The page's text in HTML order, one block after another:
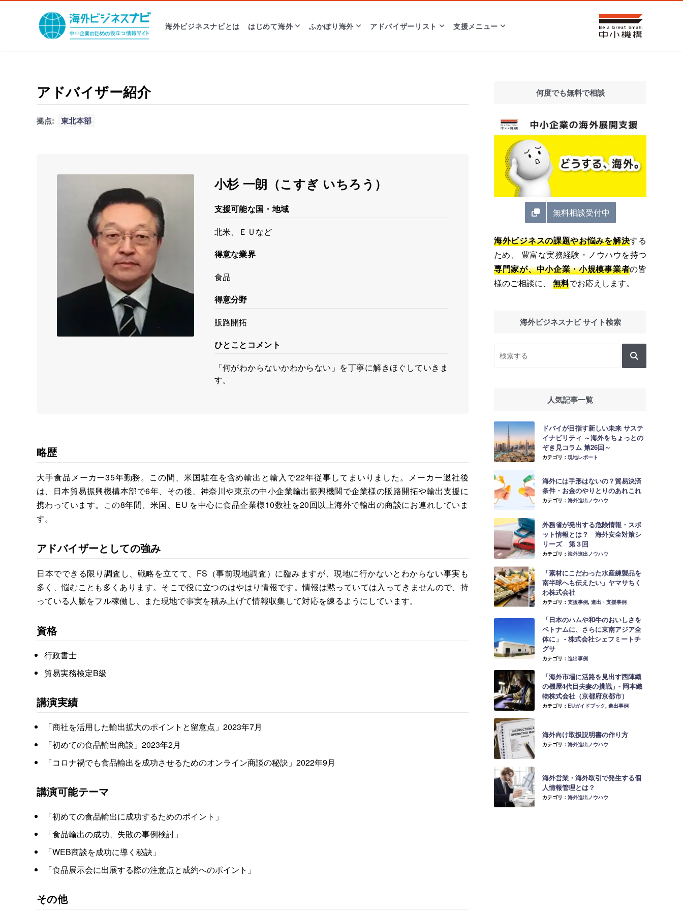
海外ビジネスナビとは はじめて海外 ふかぼり海外 アドバイザーリスト 支援メニュー
アドバイザー紹介
拠点: 東北本部
小杉 一朗（こすぎ いちろう）
支援可能な国・地域
北米、ＥＵなど
得意な業界
食品
得意分野
販路開拓
ひとことコメント
「何がわからないかわからない」を丁寧に解きほぐしていきま
す。
略歴
大手食品メーカー35年勤務。この間、米国駐在を含め輸出と輸入で22年従事してまいりました。メーカー退社後
は、日本貿易振興機構本部で6年、その後、神奈川や東京の中小企業輸出振興機関で企業様の販路開拓や輸出支援に
携わっています。この8年間、米国、EU を中心に食品企業様10数社を20回以上海外で輸出の商談にお連れしていま
す。
アドバイザーとしての強み
日本でできる限り調査し、戦略を立てて、FS（事前現地調査）に臨みますが、現地に行かないとわからない事実も
多く、悩むことも多くあります。そこで役に立つのはやはり情報です。情報は黙っていては入ってきませんので、持
っている人脈をフル稼働し、また現地で事実を積み上げて情報収集して対応を練るようにしています。
資格
行政書士
貿易実務検定B級
講演実績
「商社を活用した輸出拡大のポイントと留意点」2023年7月
「初めての食品輸出商談」2023年2月
「コロナ禍でも食品輸出を成功させるためのオンライン商談の秘訣」2022年9月
講演可能テーマ
「初めての食品輸出に成功するためのポイント」
「食品輸出の成功、失敗の事例検討」
「WEB商談を成功に導く秘訣」
「食品展示会に出展する際の注意点と成約へのポイント」
その他
何度でも無料で相談
無料相談受付中
海外ビジネスの課題やお悩みを解決する
ため、 豊富な実務経験・ノウハウを持つ
専門家が、中小企業・小規模事業者の皆
様のご相談に、 無料でお応えします。
海外ビジネスナビ サイト検索
人気記事一覧
ドバイが目指す新しい未来 サステ
イナビリティ ～海外をちょっとの
ぞき見コラム 第26回～
カテゴリ： 現地レポート
海外には手形はないの？貿易決済
条件・お金のやりとりのあれこれ
カテゴリ： 海外進出ノウハウ
外務省が発出する危険情報・スポ
ット情報とは？ 海外安全対策シ
リーズ 第３回
カテゴリ： 海外進出ノウハウ
「素材にこだわった水産練製品を
南半球へも伝えたい」ヤマサちく
わ株式会社
カテゴリ： 支援事例, 進出・支援事例
「日本のハムや和牛のおいしさを
ベトナムに、さらに東南アジア全
体に」 ‐ 株式会社シェフミートチ
グサ
カテゴリ： 進出事例
「海外市場に活路を見出す西陣織
の機屋4代目夫妻の挑戦」- 岡本織
物株式会社（京都府京都市）
カテゴリ： EUガイドブック, 進出事例
海外向け取扱説明書の作り方
カテゴリ： 海外進出ノウハウ
海外営業・海外取引で発生する個
人情報管理とは？
カテゴリ： 海外進出ノウハウ